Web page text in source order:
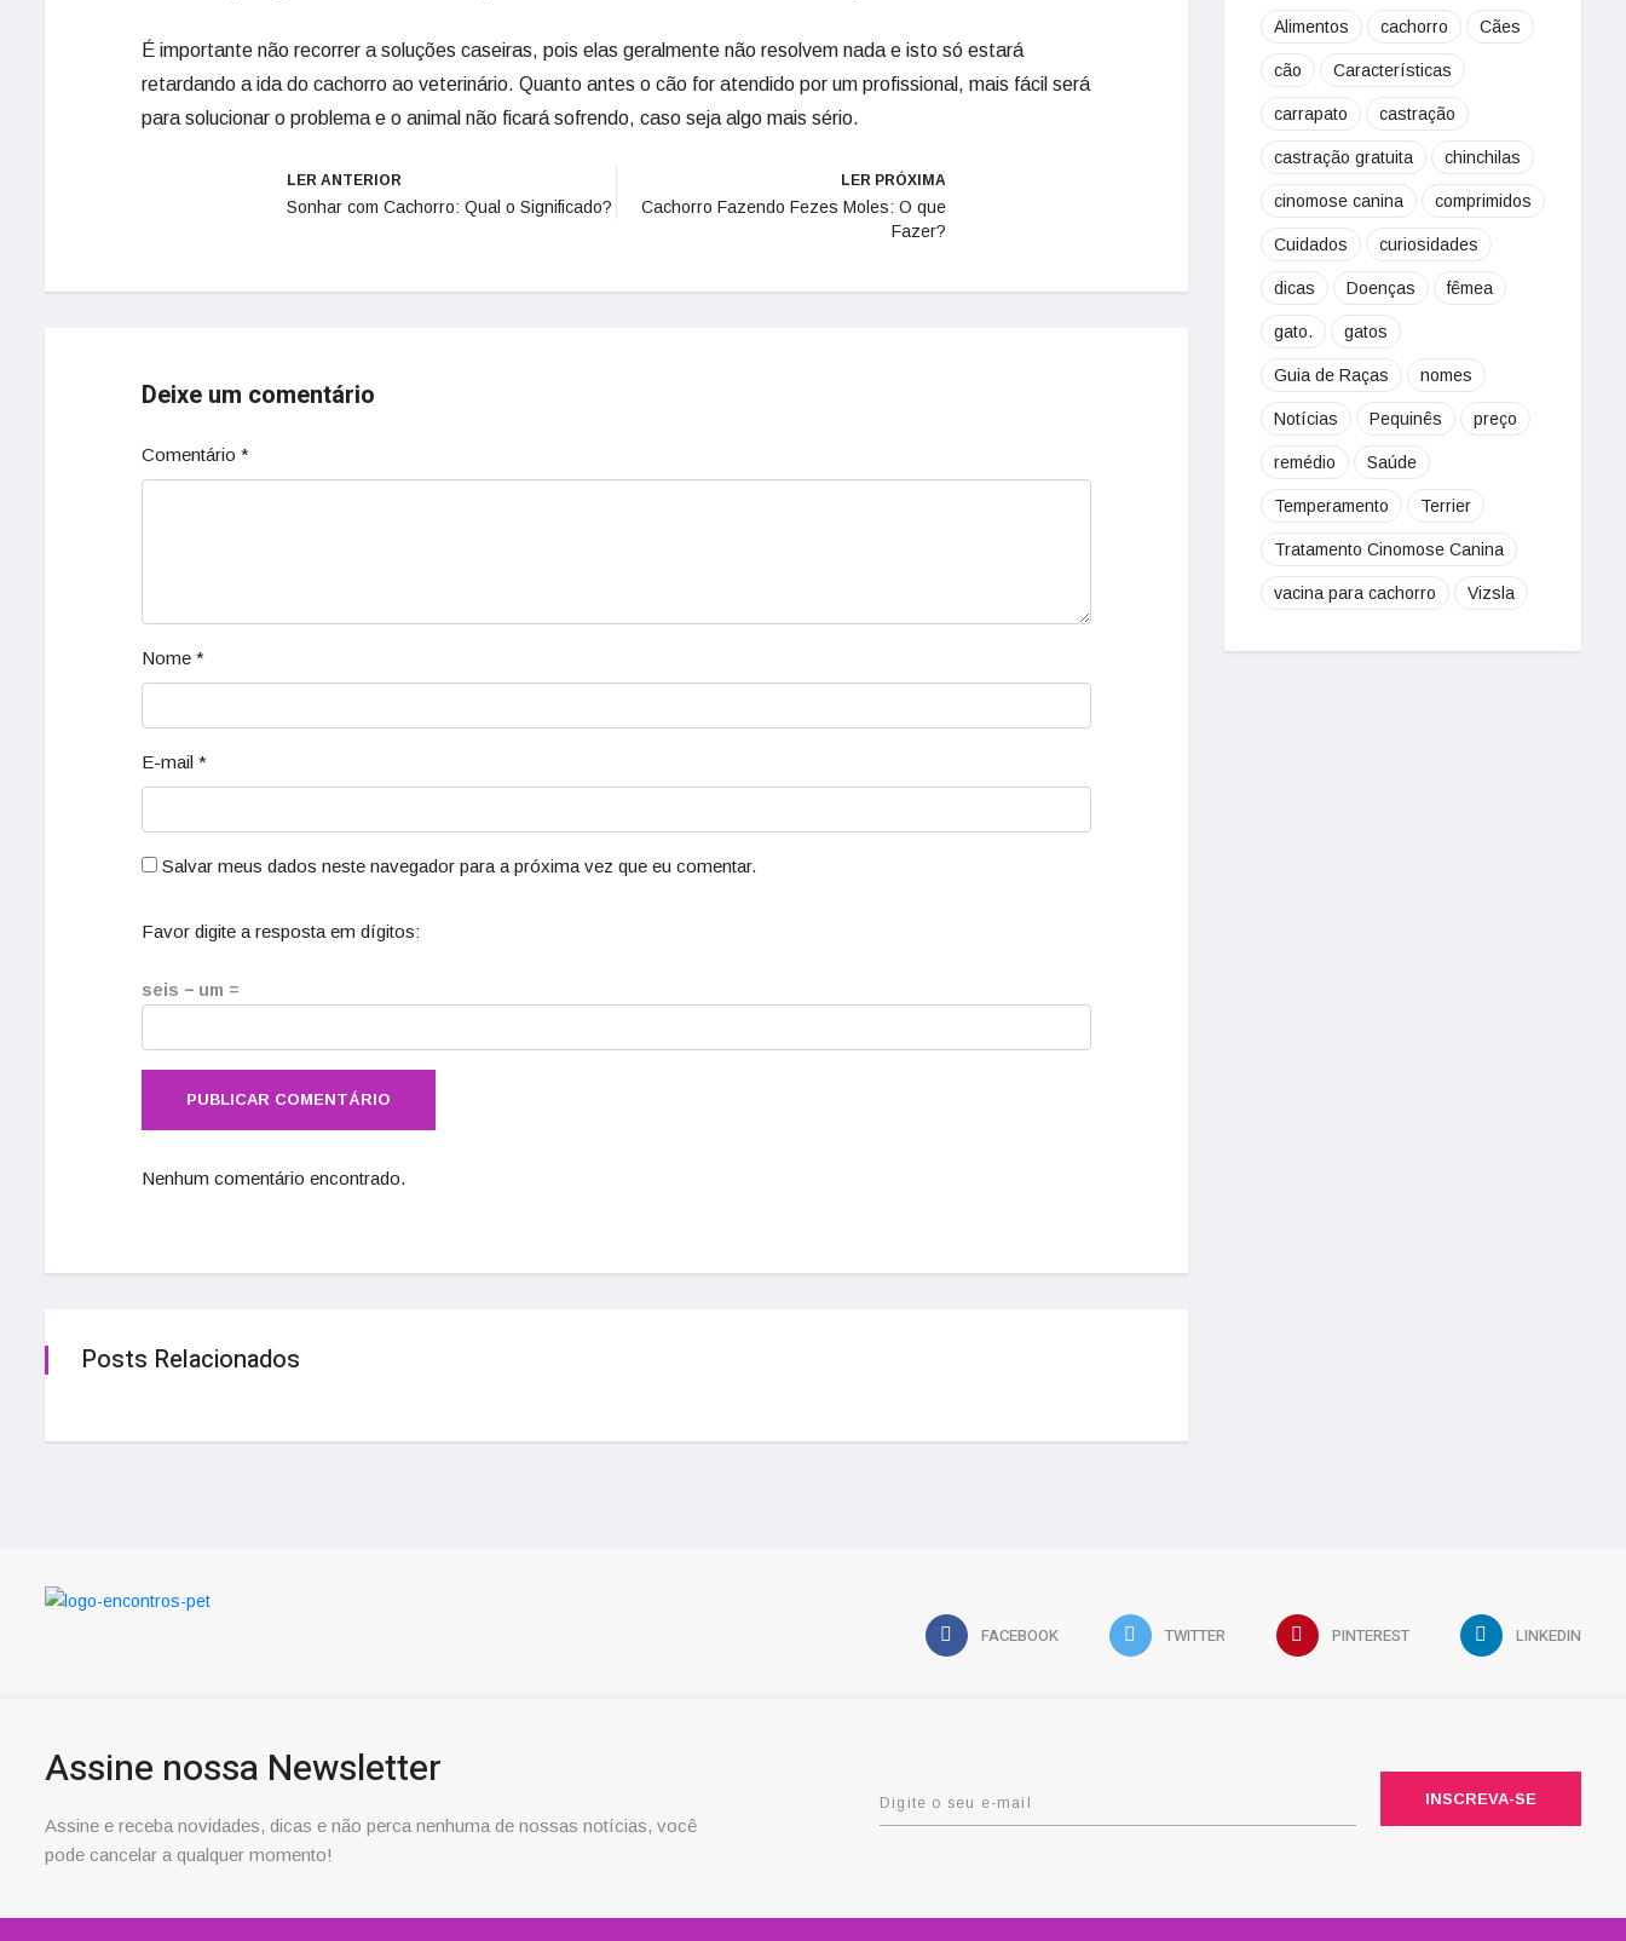
É importante não recorrer a soluções caseiras, pois elas geralmente não resolvem nada e isto só estará
retardando a ida do cachorro ao veterinário. Quanto antes o cão for atendido por um profissional, mais fácil será
para solucionar o problema e o animal não ficará sofrendo, caso seja algo mais sério.
LER ANTERIOR
Sonhar com Cachorro: Qual o Significado?
LER PRÓXIMA
Cachorro Fazendo Fezes Moles: O que
Fazer?
Deixe um comentário
Comentário *
Nome *
E-mail *
Salvar meus dados neste navegador para a próxima vez que eu comentar.
Favor digite a resposta em dígitos:
seis − um =
Nenhum comentário encontrado.
Posts Relacionados
Alimentos cachorro Cães
cão Características
carrapato castração
castração gratuita chinchilas
cinomose canina comprimidos
Cuidados curiosidades
dicas Doenças fêmea
gato. gatos
Guia de Raças nomes
Notícias Pequinês preço
remédio Saúde
Temperamento Terrier
Tratamento Cinomose Canina
vacina para cachorro Vizsla
FACEBOOK TWITTER PINTEREST LINKEDIN
Assine nossa Newsletter
Assine e receba novidades, dicas e não perca nenhuma de nossas notícias, você
pode cancelar a qualquer momento!
INSCREVA-SE